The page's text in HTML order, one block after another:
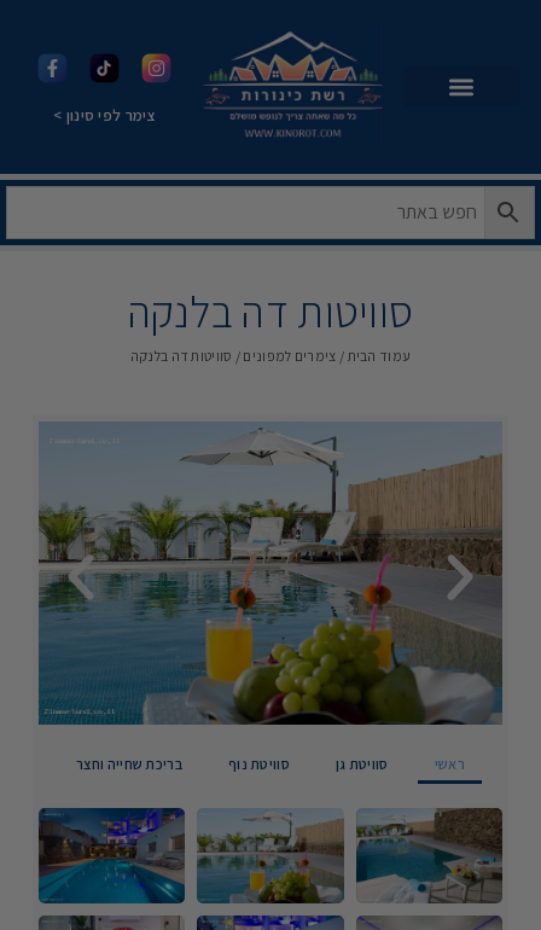
צימר לפי סינון >
סוויטות דה בלנקה
עמוד הבית / צימרים למפונים / סוויטות דה בלנקה
ראשי סוויטת גן סוויטת נוף בריכת שחייה וחצר